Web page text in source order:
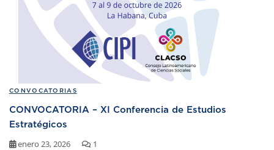
CONVOCATORIAS
CONVOCATORIA – XI Conferencia de Estudios
Estratégicos
enero 23, 2026 1